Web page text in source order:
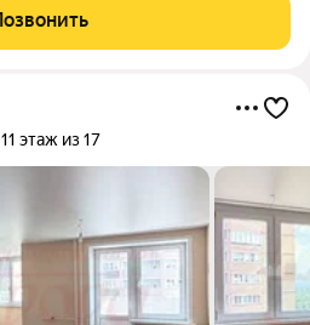
пока пьете свой кофе на
11 этаж из 17